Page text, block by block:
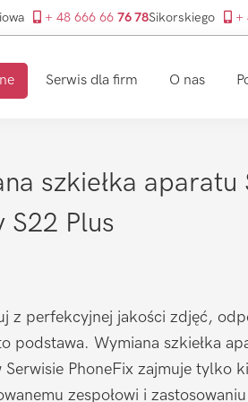
+ 48 666 66 76 78Sikorskiego +
Serwis dla firm O nas
szkiełka aparatu
S22 Plus
z perfekcyjnej jakości zdjęć,
podstawa. Wymiana szkiełka
Serwisie PhoneFix zajmuje tylko
zespołowi i